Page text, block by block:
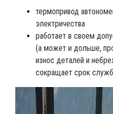
термопривод
электричества
работает в своем
(а может и дольше,
износ деталей и
сокращает срок